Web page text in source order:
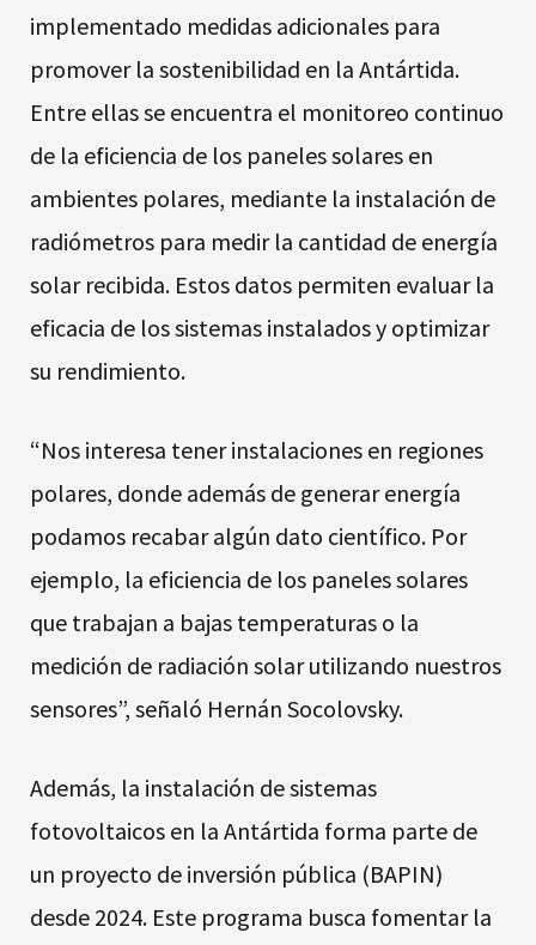
implementado medidas adicionales para
promover la sostenibilidad en la Antártida.
Entre ellas se encuentra el monitoreo continuo
de la eficiencia de los paneles solares en
ambientes polares, mediante la instalación de
radiómetros para medir la cantidad de energía
solar recibida. Estos datos permiten evaluar la
eficacia de los sistemas instalados y optimizar
su rendimiento.
“Nos interesa tener instalaciones en regiones
polares, donde además de generar energía
podamos recabar algún dato científico. Por
ejemplo, la eficiencia de los paneles solares
que trabajan a bajas temperaturas o la
medición de radiación solar utilizando nuestros
sensores”, señaló Hernán Socolovsky.
Además, la instalación de sistemas
fotovoltaicos en la Antártida forma parte de
un proyecto de inversión pública (BAPIN)
desde 2024. Este programa busca fomentar la